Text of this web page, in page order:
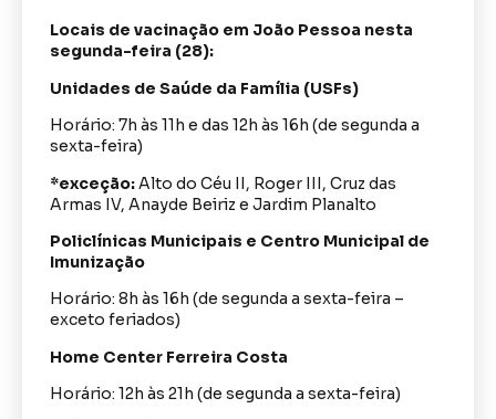
Locais de vacinação em João Pessoa nesta
segunda-feira (28):
Unidades de Saúde da Família (USFs)
Horário: 7h às 11h e das 12h às 16h (de segunda a
sexta-feira)
*exceção:Alto do Céu II, Roger III, Cruz das
Armas IV, Anayde Beiriz e Jardim Planalto
Policlínicas Municipais e Centro Municipal de
Imunização
Horário: 8h às 16h (de segunda a sexta-feira –
exceto feriados)
Home Center Ferreira Costa
Horário: 12h às 21h (de segunda a sexta-feira)